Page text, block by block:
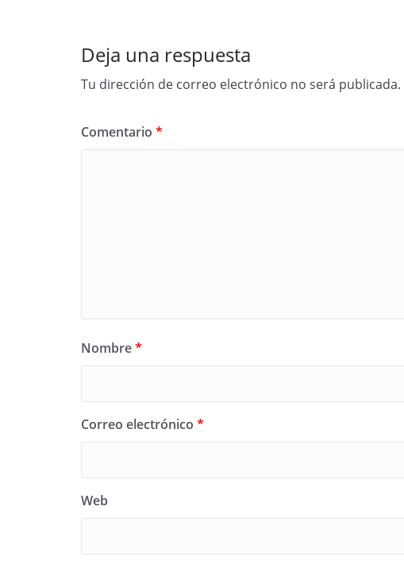
Deja una respuesta
Tu dirección de correo electrónico no será publicada.
Comentario *
Nombre*
Correo electrónico *
Web